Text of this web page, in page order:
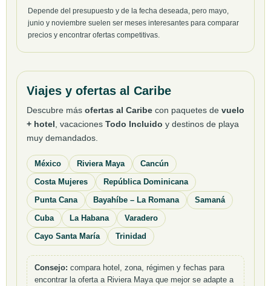
Depende del presupuesto y de la fecha deseada, pero mayo,
junio y noviembre suelen ser meses interesantes para comparar
precios y encontrar ofertas competitivas.
Viajes y ofertas al Caribe
Descubre más ofertas al Caribe con paquetes de vuelo
+ hotel , vacaciones Todo Incluido y destinos de playa
muy demandados.
México Riviera Maya
Cancún
Costa Mujeres
República Dominicana
Punta Cana
Bayahíbe – La Romana
Samaná
Cuba
La Habana
Varadero
Cayo Santa María
Trinidad
Consejo: compara hotel, zona, régimen y fechas para
encontrar la oferta a Riviera Maya que mejor se adapte a